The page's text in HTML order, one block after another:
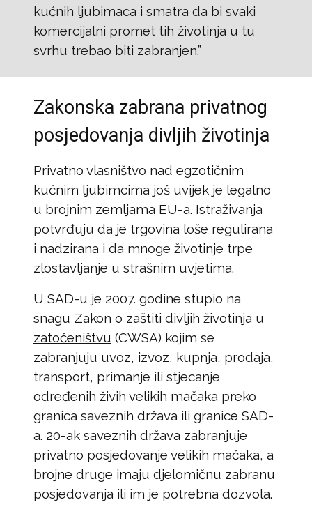
kućnih ljubimaca i smatra da bi svaki
komercijalni promet tih životinja u tu
svrhu trebao biti zabranjen.”
Zakonska zabrana privatnog
posjedovanja divljih životinja
Privatno vlasništvo nad egzotičnim
kućnim ljubimcima još uvijek je legalno
u brojnim zemljama EU-a. Istraživanja
potvrđuju da je trgovina loše regulirana
i nadzirana i da mnoge životinje trpe
zlostavljanje u strašnim uvjetima.
U SAD-u je 2007. godine stupio na
snagu Zakon o zaštiti divljih životinja u
zatočeništvu (CWSA) kojim se
zabranjuju uvoz, izvoz, kupnja, prodaja,
transport, primanje ili stjecanje
određenih živih velikih mačaka preko
granica saveznih država ili granice SAD-
a. 20-ak saveznih država zabranjuje
privatno posjedovanje velikih mačaka, a
brojne druge imaju djelomičnu zabranu
posjedovanja ili im je potrebna dozvola.